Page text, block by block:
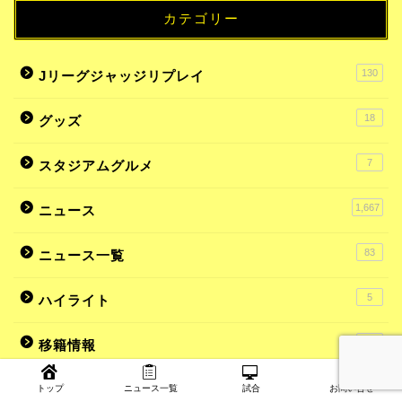
カテゴリー
Jリーグジャッジリプレイ 130
グッズ 18
スタジアムグルメ 7
ニュース 1,667
ニュース一覧 83
ハイライト 5
移籍情報
試合
トップ ニュース一覧 試合 お問い合せ